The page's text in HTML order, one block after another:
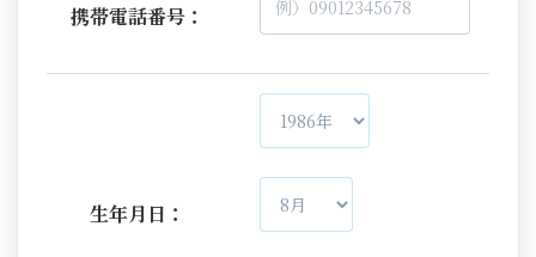
携帯電話番号：
生年月日：